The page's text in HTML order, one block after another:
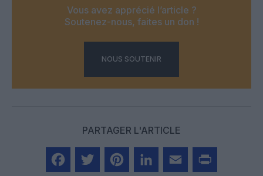
Vous avez apprécié l’article ?
Soutenez-nous, faites un don !
NOUS SOUTENIR
PARTAGER L'ARTICLE